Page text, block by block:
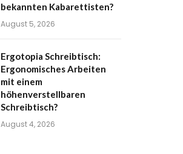
bekannten Kabarettisten?
August 5, 2026
Ergotopia Schreibtisch:
Ergonomisches Arbeiten
mit einem
höhenverstellbaren
Schreibtisch?
August 4, 2026